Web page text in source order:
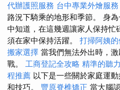
代辦護照服務 台中專業外燴服務
路況下騎乘的地形和季節。 身
中知道，在這幾週讓家人保持忙
須在家中保持活躍。 打掃阿姨
搬家選擇 當我們無法外出時，
戰。 工商登記全攻略 精準的聽
程推薦 以下是一些關於家庭運
和技巧。 豐原脊椎矯正 當大腦